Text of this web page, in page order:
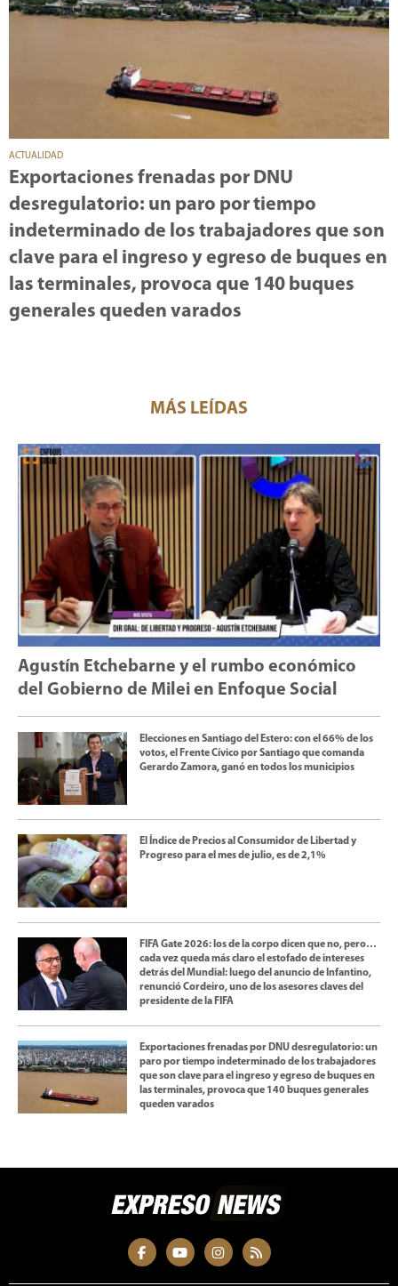
ACTUALIDAD
Exportaciones frenadas por DNU
desregulatorio: un paro por tiempo
indeterminado de los trabajadores que son
clave para el ingreso y egreso de buques en
las terminales, provoca que 140 buques
generales queden varados
MÁS LEÍDAS
Agustín Etchebarne y el rumbo económico
del Gobierno de Milei en Enfoque Social
Elecciones en Santiago del Estero: con el 66% de los
votos, el Frente Cívico por Santiago que comanda
Gerardo Zamora, ganó en todos los municipios
El Índice de Precios al Consumidor de Libertad y
Progreso para el mes de julio, es de 2,1%
FIFA Gate 2026: los de la corpo dicen que no, pero…
cada vez queda más claro el estofado de intereses
detrás del Mundial: luego del anuncio de Infantino,
renunció Cordeiro, uno de los asesores claves del
presidente de la FIFA
Exportaciones frenadas por DNU desregulatorio: un
paro por tiempo indeterminado de los trabajadores
que son clave para el ingreso y egreso de buques en
las terminales, provoca que 140 buques generales
queden varados